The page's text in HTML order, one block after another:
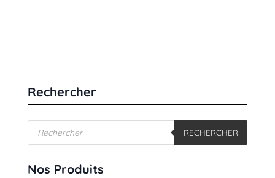
Rechercher
Recherche
de
produits
RECHERCHER
Nos Produits